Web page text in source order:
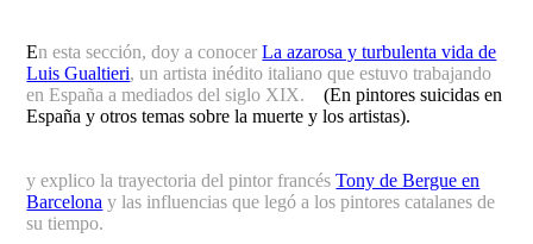
En esta sección, doy a conocerLa azarosa y turbulenta vida de
Luis Gualtieri, un artista inédito italiano que estuvo trabajando
en España a mediados del siglo XIX.
(En pintores suicidas en
España y otros temas sobre la muerte y los artistas).
y explico la trayectoria del pintor francésTony de Bergue en
Barcelona y las influencias que legó a los pintores catalanes de
su tiempo.